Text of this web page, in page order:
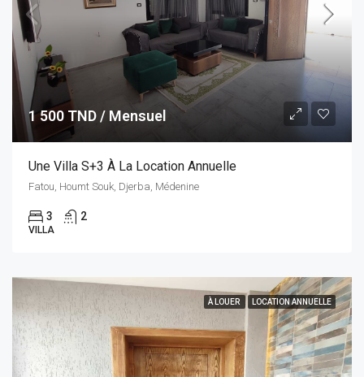
1 500 TND / Mensuel
Une Villa S+3 À La Location Annuelle
Fatou, Houmt Souk, Djerba, Médenine
3 2
VILLA
À LOUER LOCATION ANNUELLE